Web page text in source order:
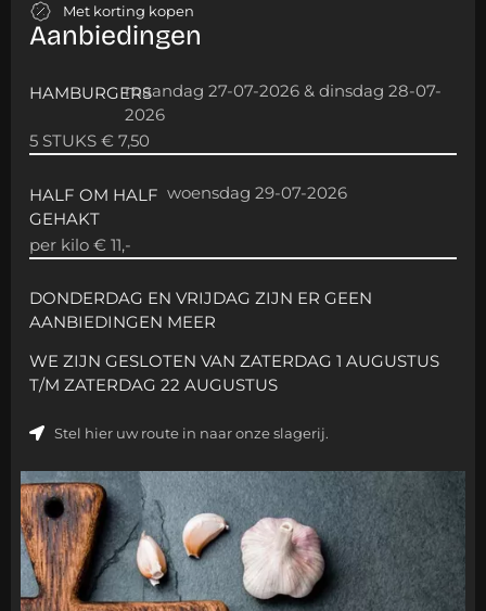
Met korting kopen
Aanbiedingen
HAMBURGERSmaandag 27-07-2026 & dinsdag 28-07-
2026
5 STUKS € 7,50
HALF OM HALF
GEHAKT
woensdag 29-07-2026
per kilo € 11,-
DONDERDAG EN VRIJDAG ZIJN ER GEEN
AANBIEDINGEN MEER
WE ZIJN GESLOTEN VAN ZATERDAG 1 AUGUSTUS
T/M ZATERDAG 22 AUGUSTUS
Stel hier uw route in naar onze slagerij.